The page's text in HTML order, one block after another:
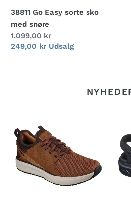
38811 Go Easy sorte sko
med snøre
Normalpris
1.099,00 kr
Udsalgspris
249,00 kr Udsalg
TAN
Herresko